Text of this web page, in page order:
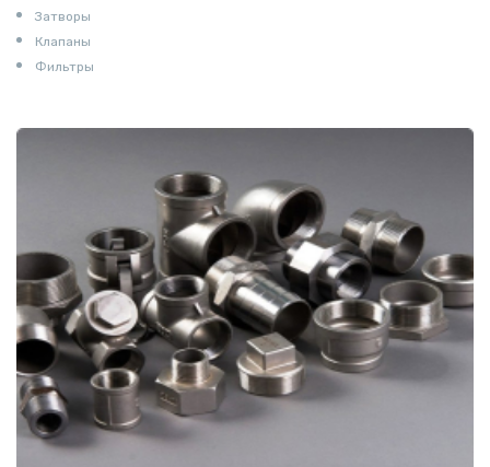
Затворы
Клапаны
Фильтры